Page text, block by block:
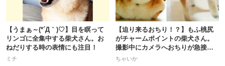
【うまぁ～(*´Д｀)♡】目を瞑って
リンゴに全集中する柴犬さん。お
ねだりする時の表情にも注目！
ミチ
【迫り来るおちり！？】もふ桃尻
がチャームポイントの柴犬さん。
撮影中にカメラへおちりが急接近
♡
ちゃいか